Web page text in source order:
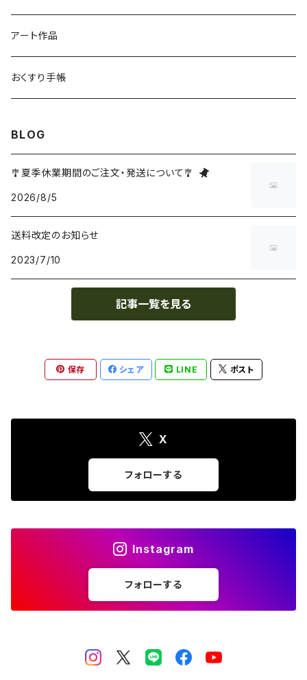
アート作品
おくすり手帳
BLOG
🎐夏季休業期間のご注文・発送について🎐
2026/8/5
送料改定のお知らせ
2023/7/10
記事一覧を見る
保存 シェア LINE ポスト
X
フォローする
Instagram
フォローする